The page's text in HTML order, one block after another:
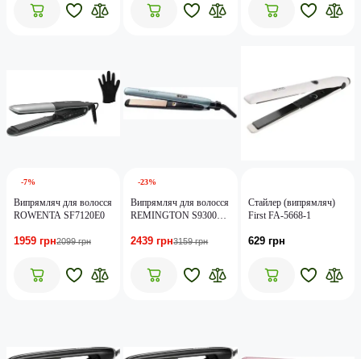
-7%
Випрямляч для волосся
ROWENTA SF7120E0
1959 грн2099 грн
-23%
Випрямляч для волосся
REMINGTON S9300
2439 грн3159 грн
Стайлер (випрямляч)
First FA-5668-1
629 грн